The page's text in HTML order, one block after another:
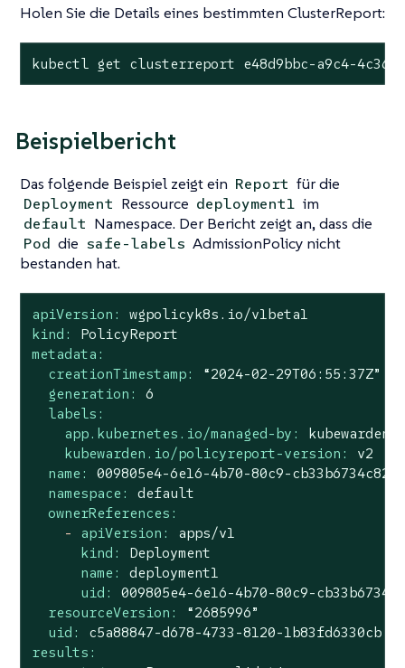
Holen Sie die Details eines bestimmten ClusterReport:
kubectl get clusterreport e48d9bbc-a9c4-4c36-
Beispielbericht
Das folgende Beispiel zeigt ein Report für die
Deployment Ressource deployment1 im
default Namespace. Der Bericht zeigt an, dass die
Pod die safe-labels AdmissionPolicy nicht
bestanden hat.
apiVersion:
wgpolicyk8s.io/v1beta1
kind:
PolicyReport
metadata:
creationTimestamp:
“2024-02-29T06:55:37Z”
generation:
6
labels:
app.kubernetes.io/managed-by:
kubewarden
kubewarden.io/policyreport-version:
v2
name:
009805e4-6e16-4b70-80c9-cb33b6734c82
namespace:
default
ownerReferences:
-
apiVersion:
apps/v1
kind:
Deployment
name:
deployment1
uid:
009805e4-6e16-4b70-80c9-
resourceVersion:
“2685996”
uid:
c5a88847-d678-4733-8120-1b83fd6330cb
results: